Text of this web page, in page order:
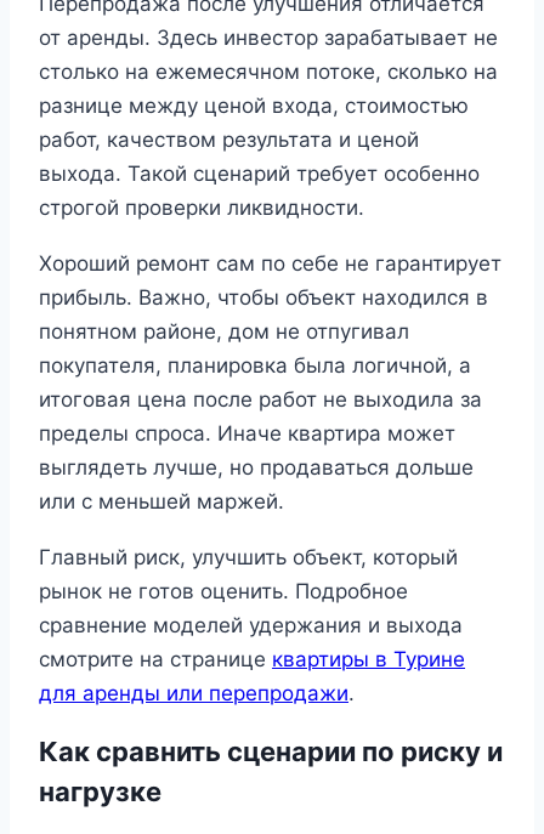
от аренды. Здесь инвестор зарабатывает не
столько на ежемесячном потоке, сколько на
разнице между ценой входа, стоимостью
работ, качеством результата и ценой
выхода. Такой сценарий требует особенно
строгой проверки ликвидности.
Хороший ремонт сам по себе не гарантирует
прибыль. Важно, чтобы объект находился в
понятном районе, дом не отпугивал
покупателя, планировка была логичной, а
итоговая цена после работ не выходила за
пределы спроса. Иначе квартира может
выглядеть лучше, но продаваться дольше
или с меньшей маржей.
Главный риск, улучшить объект, который
рынок не готов оценить. Подробное
сравнение моделей удержания и выхода
смотрите на странице квартиры в Турине
для аренды или перепродажи.
Как сравнить сценарии по риску и
нагрузке